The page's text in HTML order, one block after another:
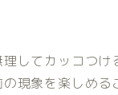
してカッコつけ
現象を楽しめる